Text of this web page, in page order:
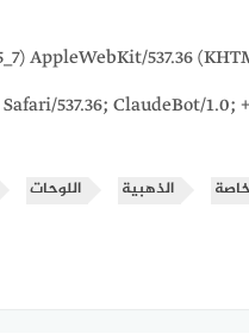
AppleWebKit/537.36
537.36; ClaudeBot/
الذهبية اللوحات